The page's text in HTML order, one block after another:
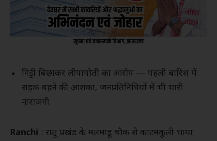
गिट्टी बिछाकर लीपापोती का आरोप — पहली बारिश में
सड़क बहने की आशंका, जनप्रतिनिधियों में भी भारी
नाराजगी
Ranchi : रातू प्रखंड के मलमाडू चौक से काटमकुली भाया